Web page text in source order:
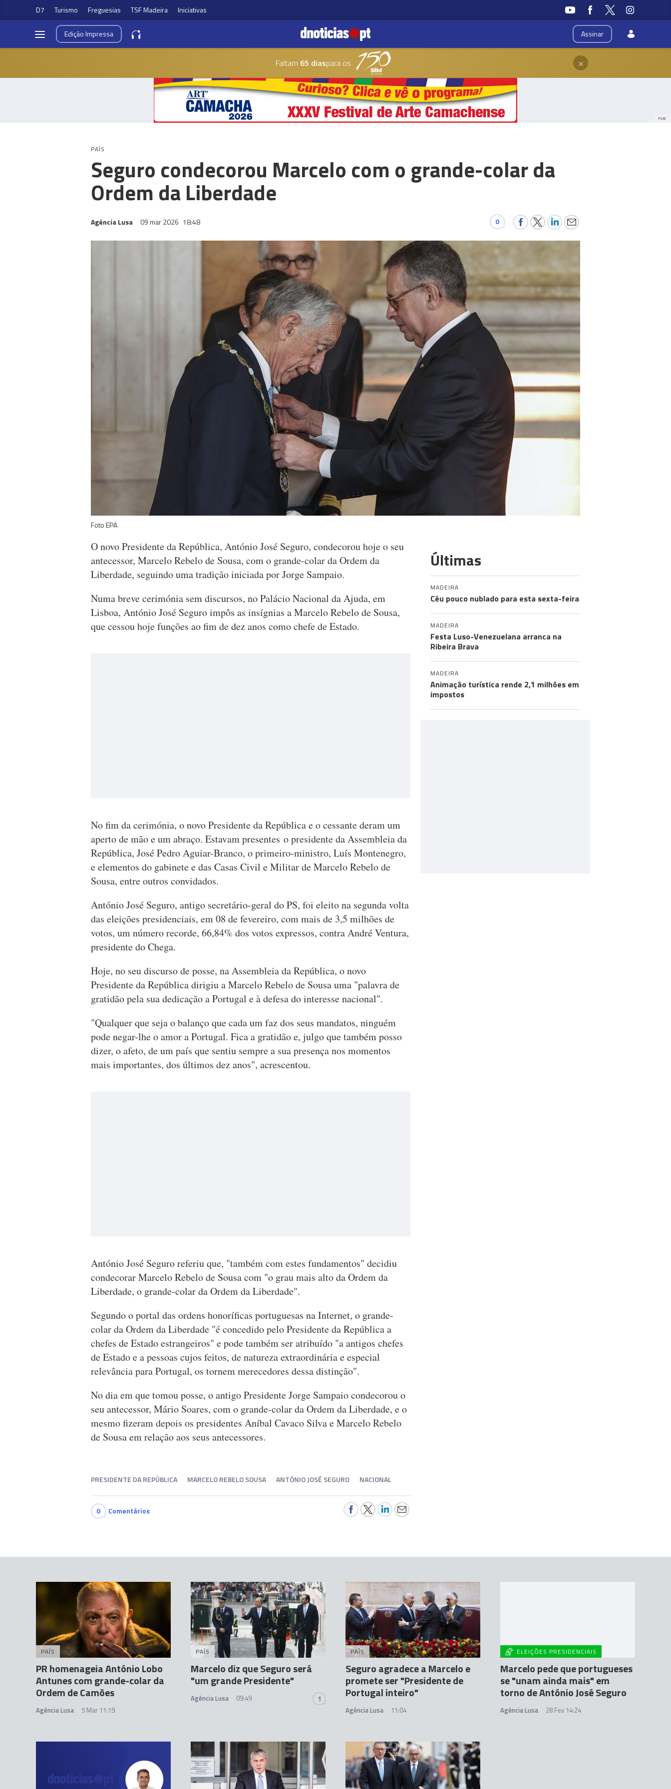
D7 Turismo Freguesias TSF Madeira Iniciativas
Assinar
EdiçãoImpressa
Faltam 65 diaspara os ×
PUB
PAÍS
Seguro condecorou Marcelo com o grande-colar da
Ordem da Liberdade
Agência Lusa 09 mar 2026 18:48 0
Foto EPA
O novo Presidente da República, António José Seguro, condecorou hoje o seu
antecessor, Marcelo Rebelo de Sousa, com o grande-colar da Ordem da
Liberdade, seguindo uma tradição iniciada por Jorge Sampaio.
Numa breve cerimónia sem discursos, no Palácio Nacional da Ajuda, em
Lisboa, António José Seguro impôs as insígnias a Marcelo Rebelo de Sousa,
que cessou hoje funções ao fim de dez anos como chefe de Estado.
No fim da cerimónia, o novo Presidente da República e o cessante deram um
aperto de mão e um abraço. Estavam presentes o presidente da Assembleia da
República, José Pedro Aguiar-Branco, o primeiro-ministro, Luís Montenegro,
e elementos do gabinete e das Casas Civil e Militar de Marcelo Rebelo de
Sousa, entre outros convidados.
António José Seguro, antigo secretário-geral do PS, foi eleito na segunda volta
das eleições presidenciais, em 08 de fevereiro, com mais de 3,5 milhões de
votos, um número recorde, 66,84% dos votos expressos, contra André Ventura,
presidente do Chega.
Hoje, no seu discurso de posse, na Assembleia da República, o novo
Presidente da República dirigiu a Marcelo Rebelo de Sousa uma "palavra de
gratidão pela sua dedicação a Portugal e à defesa do interesse nacional".
"Qualquer que seja o balanço que cada um faz dos seus mandatos, ninguém
pode negar-lhe o amor a Portugal. Fica a gratidão e, julgo que também posso
dizer, o afeto, de um país que sentiu sempre a sua presença nos momentos
mais importantes, dos últimos dez anos", acrescentou.
António José Seguro referiu que, "também com estes fundamentos" decidiu
condecorar Marcelo Rebelo de Sousa com "o grau mais alto da Ordem da
Liberdade, o grande-colar da Ordem da Liberdade".
Segundo o portal das ordens honoríficas portuguesas na Internet, o grande-
colar da Ordem da Liberdade "é concedido pelo Presidente da República a
chefes de Estado estrangeiros" e pode também ser atribuído "a antigos chefes
de Estado e a pessoas cujos feitos, de natureza extraordinária e especial
relevância para Portugal, os tornem merecedores dessa distinção".
No dia em que tomou posse, o antigo Presidente Jorge Sampaio condecorou o
seu antecessor, Mário Soares, com o grande-colar da Ordem da Liberdade, e o
mesmo fizeram depois os presidentes Aníbal Cavaco Silva e Marcelo Rebelo
de Sousa em relação aos seus antecessores.
PRESIDENTE DA REPÚBLICA MARCELO REBELO SOUSA ANTÓNIO JOSÉ SEGURO NACIONAL
0 Comentários
Últimas
MADEIRA
Céu pouco nublado para esta sexta-feira
MADEIRA
Festa Luso-Venezuelana arranca na
Ribeira Brava
MADEIRA
Animação turística rende 2,1 milhões em
impostos
PAÍS
PR homenageia António Lobo
Antunes com grande-colar da
Ordem de Camões
Agência Lusa 5 Mar 11:19
PAÍS
Marcelo diz que Seguro será
"um grande Presidente"
Agência Lusa 09:49 1
PAÍS
Seguro agradece a Marcelo e
promete ser "Presidente de
Portugal inteiro"
Agência Lusa 11:04
ELEIÇÕES PRESIDENCIAIS
Marcelo pede que portugueses
se "unam ainda mais" em
torno de António José Seguro
Agência Lusa 28 Fev 14:24